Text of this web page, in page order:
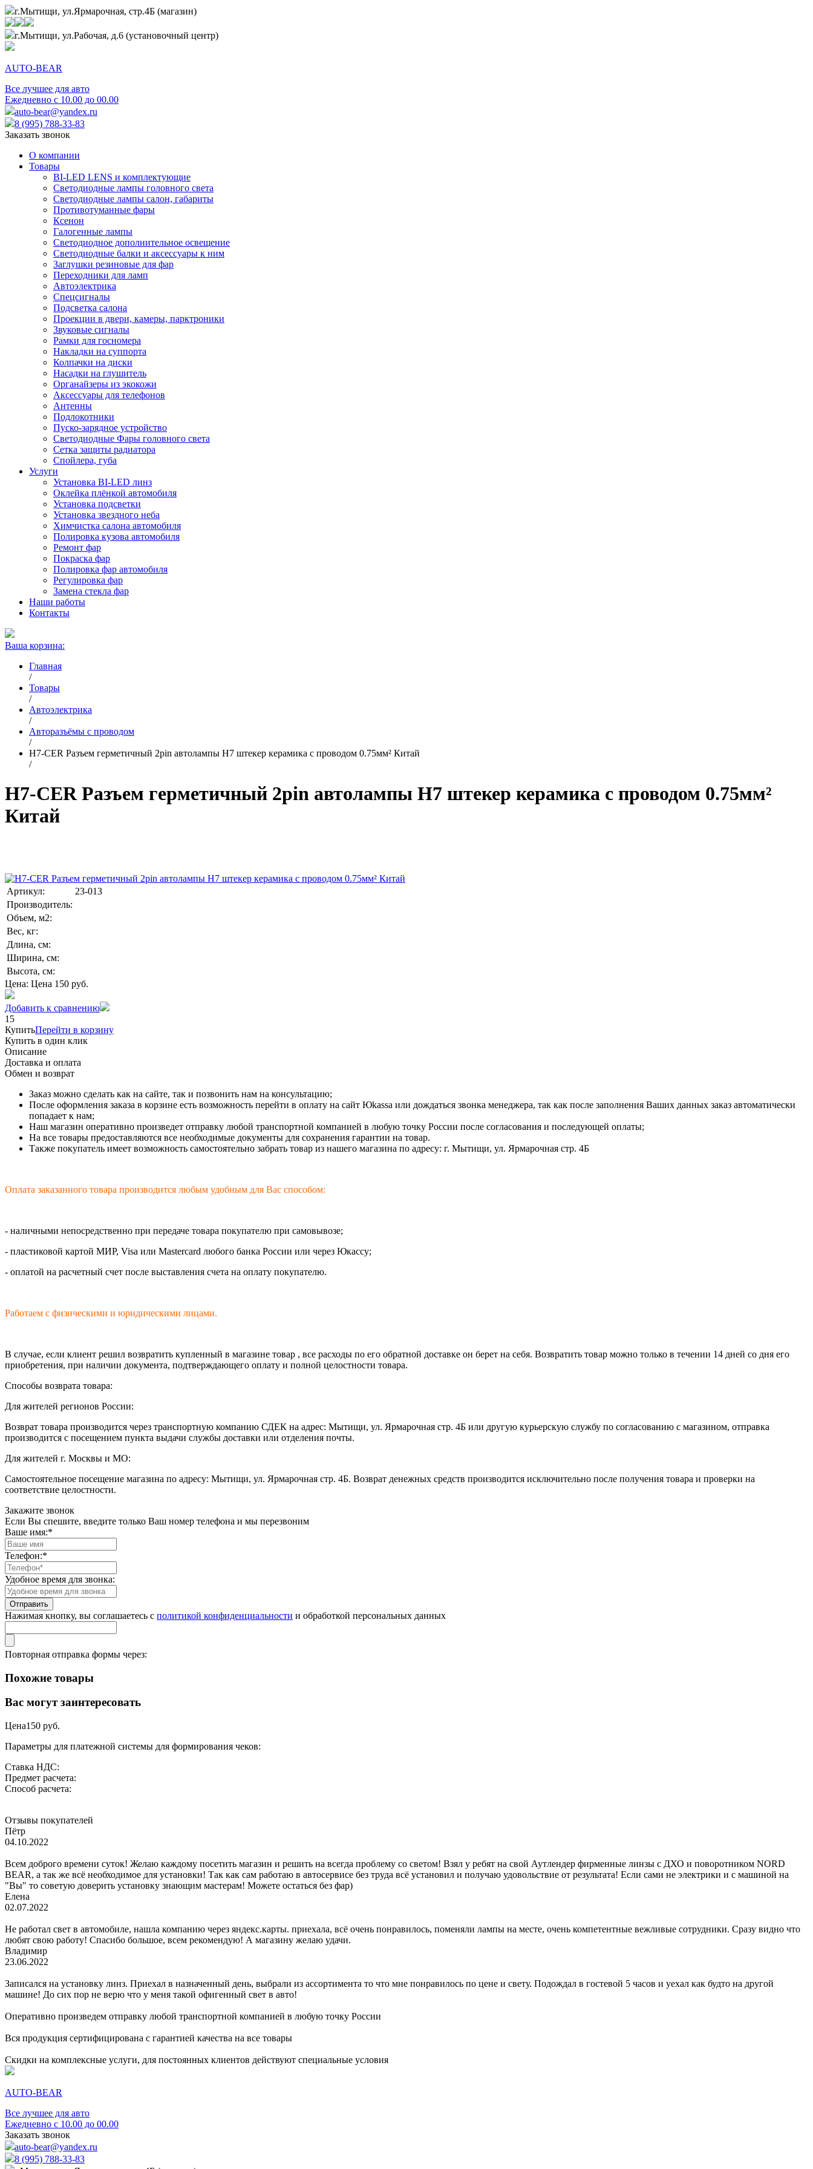
г.Мытищи, ул.Ярмарочная, стр.4Б (магазин)
г.Мытищи, ул.Рабочая, д.6 (установочный центр)
AUTO-BEAR
Все лучшее для авто
Ежедневно с 10.00 до 00.00
auto-bear@yandex.ru
8 (995) 788-33-83
Заказать звонок
О компании
Товары
BI-LED LENS и комплектующие
Светодиодные лампы головного света
Светодиодные лампы салон, габариты
Противотуманные фары
Ксенон
Галогенные лампы
Светодиодное дополнительное освещение
Светодиодные балки и аксессуары к ним
Заглушки резиновые для фар
Переходники для ламп
Автоэлектрика
Спецсигналы
Подсветка салона
Проекции в двери, камеры, парктроники
Звуковые сигналы
Рамки для госномера
Накладки на суппорта
Колпачки на диски
Насадки на глушитель
Органайзеры из экокожи
Аксессуары для телефонов
Антенны
Подлокотники
Пуско-зарядное устройство
Светодиодные Фары головного света
Сетка защиты радиатора
Спойлера, губа
Услуги
Установка BI-LED линз
Оклейка плёнкой автомобиля
Установка подсветки
Установка звездного неба
Химчистка салона автомобиля
Полировка кузова автомобиля
Ремонт фар
Покраска фар
Полировка фар автомобиля
Регулировка фар
Замена стекла фар
Наши работы
Контакты
Ваша корзина:
Главная
/
Товары
/
Автоэлектрика
/
Авторазъёмы с проводом
/
H7-CER Разъем герметичный 2pin автолампы H7 штекер керамика с проводом 0.75мм² Китай
/
H7-CER Разъем герметичный 2pin автолампы H7 штекер керамика с проводом 0.75мм²
Китай
Артикул:
23-013
Производитель:
Объем, м2:
Вес, кг:
Длина, см:
Ширина, см:
Высота, см:
Цена: Цена 150 руб.
Добавить к сравнению
15
КупитьПерейти в корзину
Купить в один клик
Описание
Доставка и оплата
Обмен и возврат
Заказ можно сделать как на сайте, так и позвонить нам на консультацию;
После оформления заказа в корзине есть возможность перейти в оплату на сайт Юkassa или дождаться звонка менеджера, так как после заполнения Ваших данных заказ автоматически
попадает к нам;
Наш магазин оперативно произведет отправку любой транспортной компанией в любую точку России после согласования и последующей оплаты;
На все товары предоставляются все необходимые документы для сохранения гарантии на товар.
Также покупатель имеет возможность самостоятельно забрать товар из нашего магазина по адресу: г. Мытищи, ул. Ярмарочная стр. 4Б
Оплата заказанного товара производится любым удобным для Вас способом:
- наличными непосредственно при передаче товара покупателю при самовывозе;
- пластиковой картой МИР, Visa или Mastercard любого банка России или через Юкассу;
- оплатой на расчетный счет после выставления счета на оплату покупателю.
Работаем с физическими и юридическими лицами.
В случае, если клиент решил возвратить купленный в магазине товар , все расходы по его обратной доставке он берет на себя. Возвратить товар можно только в течении 14 дней со дня его
приобретения, при наличии документа, подтверждающего оплату и полной целостности товара.
Способы возврата товара:
Для жителей регионов России:
Возврат товара производится через транспортную компанию СДЕК на адрес: Мытищи, ул. Ярмарочная стр. 4Б или другую курьерскую службу по согласованию с магазином, отправка
производится с посещением пункта выдачи службы доставки или отделения почты.
Для жителей г. Москвы и МО:
Самостоятельное посещение магазина по адресу: Мытищи, ул. Ярмарочная стр. 4Б. Возврат денежных средств производится исключительно после получения товара и проверки на
соответствие целостности.
Закажите звонок
Если Вы спешите, введите только Ваш номер телефона и мы перезвоним
Ваше имя:*
Телефон:*
Удобное время для звонка:
Нажимая кнопку, вы соглашаетесь с политикой конфиденциальности и обработкой персональных данных
Повторная отправка формы через:
Похожие товары
Вас могут заинтересовать
Цена150 руб.
Параметры для платежной системы для формирования чеков:
Ставка НДС:
Предмет расчета:
Способ расчета:
Отзывы покупателей
Пётр
04.10.2022
Всем доброго времени суток! Желаю каждому посетить магазин и решить на всегда проблему со светом! Взял у ребят на свой Аутлендер фирменные линзы с ДХО и поворотником NORD
BEAR, а так же всё необходимое для установки! Так как сам работаю в автосервисе без труда всё установил и получаю удовольствие от результата! Если сами не электрики и с машиной на
"Вы" то советую доверить установку знающим мастерам! Можете остаться без фар)
Елена
02.07.2022
Не работал свет в автомобиле, нашла компанию через яндекс.карты. приехала, всё очень понравилось, поменяли лампы на месте, очень компетентные вежливые сотрудники. Сразу видно что
любят свою работу! Спасибо большое, всем рекомендую! А магазину желаю удачи.
Владимир
23.06.2022
Записался на установку линз. Приехал в назначенный день, выбрали из ассортимента то что мне понравилось по цене и свету. Подождал в гостевой 5 часов и уехал как будто на другой
машине! До сих пор не верю что у меня такой офигенный свет в авто!
Оперативно произведем отправку любой транспортной компанией в любую точку России
Вся продукция сертифицирована с гарантией качества на все товары
Скидки на комплексные услуги, для постоянных клиентов действуют специальные условия
AUTO-BEAR
Все лучшее для авто
Ежедневно с 10.00 до 00.00
Заказать звонок
auto-bear@yandex.ru
8 (995) 788-33-83